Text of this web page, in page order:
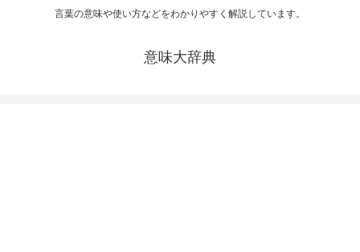
言葉の意味や使い方などをわかりやすく解説しています。
意味大辞典